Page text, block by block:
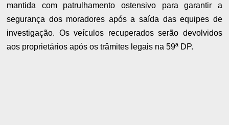
mantida com patrulhamento ostensivo para garantir a
segurança dos moradores após a saída das equipes de
investigação. Os veículos recuperados serão devolvidos
aos proprietários após os trâmites legais na 59ª DP.